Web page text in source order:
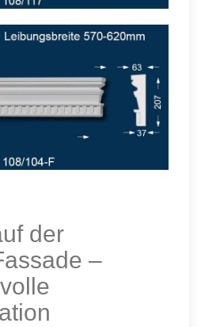
der
–